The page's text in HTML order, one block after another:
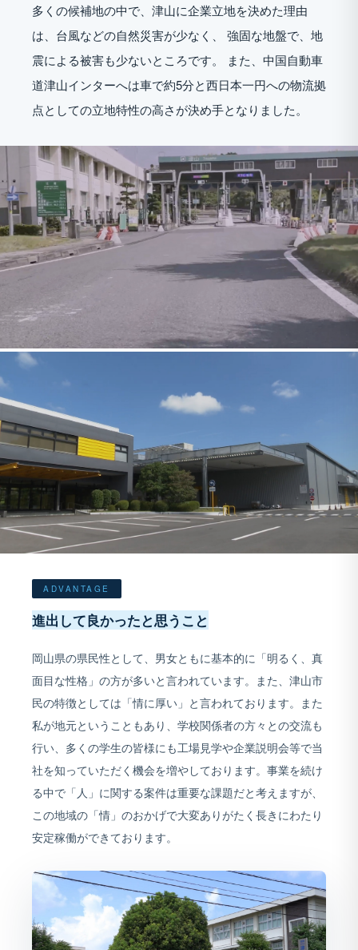
多くの候補地の中で、津山に企業立地を決めた理由
は、台風などの自然災害が少なく、 強固な地盤で、地
震による被害も少ないところです。 また、中国自動車
道津山インターへは車で約5分と西日本一円への物流拠
点としての立地特性の高さが決め手となりました。
ADVANTAGE
進出して良かったと思うこと
岡山県の県民性として、男女ともに基本的に「明るく、真
面目な性格」の方が多いと言われています。また、津山市
民の特徴としては「情に厚い」と言われております。また
私が地元ということもあり、学校関係者の方々との交流も
行い、多くの学生の皆様にも工場見学や企業説明会等で当
社を知っていただく機会を増やしております。事業を続け
る中で「人」に関する案件は重要な課題だと考えますが、
この地域の「情」のおかげで大変ありがたく長きにわたり
安定稼働ができております。